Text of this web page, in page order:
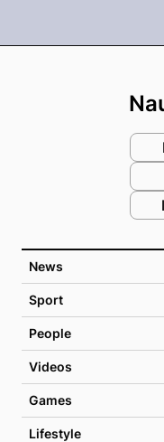
News
Sport
People
Videos
Games
Lifestyle